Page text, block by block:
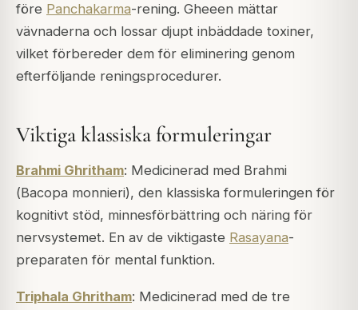
före Panchakarma-rening. Gheeen mättar
vävnaderna och lossar djupt inbäddade toxiner,
vilket förbereder dem för eliminering genom
efterföljande reningsprocedurer.
Viktiga klassiska formuleringar
Brahmi Ghritham: Medicinerad med Brahmi
(Bacopa monnieri), den klassiska formuleringen för
kognitivt stöd, minnesförbättring och näring för
nervsystemet. En av de viktigaste Rasayana-
preparaten för mental funktion.
Triphala Ghritham: Medicinerad med de tre